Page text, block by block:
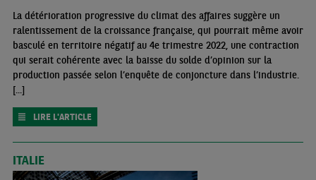
La détérioration progressive du climat des affaires suggère un
ralentissement de la croissance française, qui pourrait même avoir
basculé en territoire négatif au 4e trimestre 2022, une contraction
qui serait cohérente avec la baisse du solde d’opinion sur la
production passée selon l’enquête de conjoncture dans l’industrie.
[...]
LIRE L'ARTICLE
ITALIE